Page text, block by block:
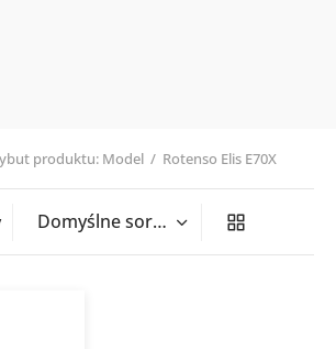
produktu: Model / Rotenso Elis E70X